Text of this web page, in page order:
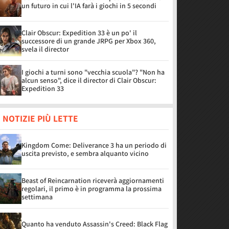
un futuro in cui l'IA farà i giochi in 5 secondi
Clair Obscur: Expedition 33 è un po' il
successore di un grande JRPG per Xbox 360,
svela il director
I giochi a turni sono "vecchia scuola"? "Non ha
alcun senso", dice il director di Clair Obscur:
Expedition 33
NOTIZIE PIÙ LETTE
Kingdom Come: Deliverance 3 ha un periodo di
uscita previsto, e sembra alquanto vicino
Beast of Reincarnation riceverà aggiornamenti
regolari, il primo è in programma la prossima
settimana
Quanto ha venduto Assassin's Creed: Black Flag